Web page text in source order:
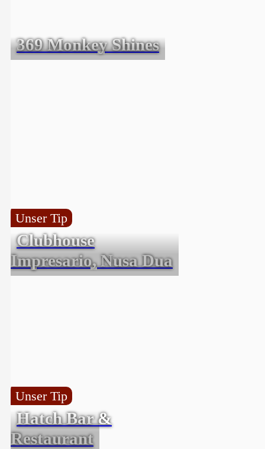
369 Monkey Shines
Unser Tip
Clubhouse
Impresario, Nusa Dua
Unser Tip
Hatch Bar &
Restaurant